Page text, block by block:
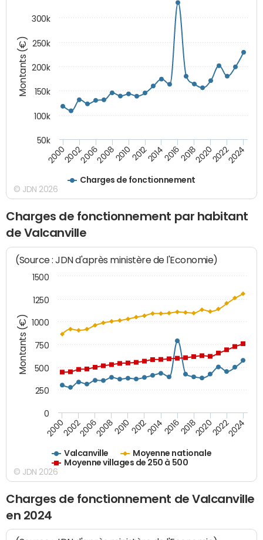
Montants (€)
Charges de fonctionnement
200020022006200820102012201420162018202020222024
50k
100k
150k
200k
250k
300k
© JDN 2026
Charges de fonctionnement par habitant
de Valcanville
Montants (€)
(Source : JDN d'après ministère de l'Economie)
Valcanville
Moyenne nationale
Moyenne villages de 250 à 500
200020022006200820102012201420162018202020222024
0
250
500
750
1000
1250
1500
© JDN 2026
Charges de fonctionnement de Valcanville
en 2024